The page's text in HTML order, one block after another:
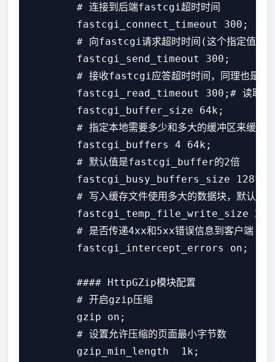
        # 连接到后端fastcgi超时时间
        fastcgi_connect_timeout 300;
# 向fastcgi请求超时时间(这个指定值已
        fastcgi_send_timeout 300;
# 接收fastcgi应答超时时间，同理也是2
fastcgi_read_timeout 300;# 读取
        fastcgi_buffer_size 64k;
# 指定本地需要多少和多大的缓冲区来缓冲
        fastcgi_buffers 4 64k;
        # 默认值是fastcgi_buffer的2倍
        fastcgi_busy_buffers_size 128k;
# 写入缓存文件使用多大的数据块，默认
fastcgi_temp_file_write_size
        # 是否传递4xx和5xx错误信息到客户端
        fastcgi_intercept_errors on;
        #### HttpGZip模块配置
        # 开启gzip压缩
        gzip on;
        # 设置允许压缩的页面最小字节数
        gzip_min_length  1k;